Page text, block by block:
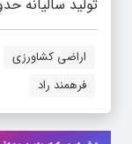
تولید سالیانه حدود ۹ هزار تومان
اراضی کشاورزی
فره‍مند راد